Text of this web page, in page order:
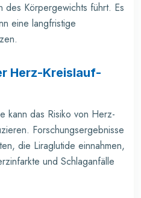
des Körpergewichts führt. Es
eine langfristige
Herz-Kreislauf-
kann das Risiko von Herz-
Forschungsergebnisse
die Liraglutide einnahmen,
und Schlaganfälle